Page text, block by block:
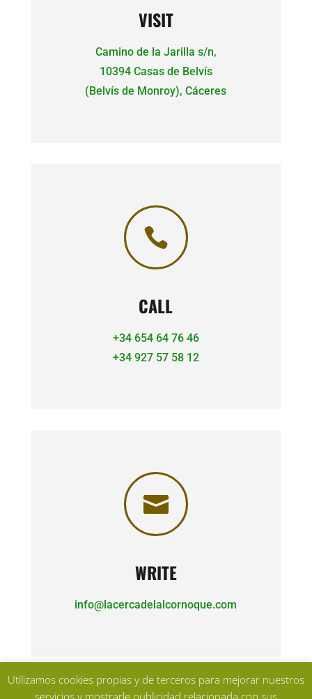
VISIT
Camino de la Jarilla s/n,
10394 Casas de Belvís
(Belvís de Monroy), Cáceres

CALL
+34 654 64 76 46
+34 927 57 58 12

WRITE
info@lacercadelalcornoque.com
Utilizamos cookies propias y de terceros para mejorar nuestros